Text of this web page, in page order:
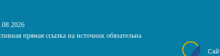
прямая ссылка на источник обязательна